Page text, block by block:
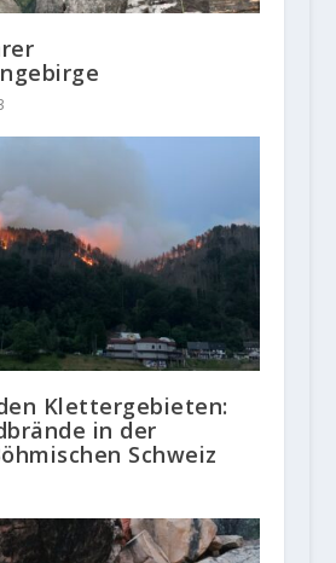
Klettergebieten:
in der
Schweiz